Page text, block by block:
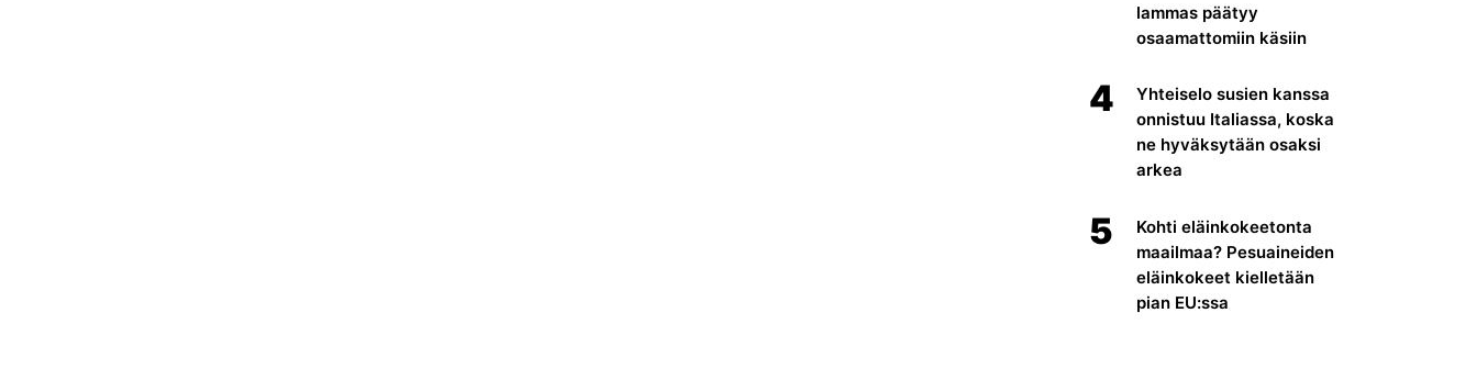
lammas päätyy
osaamattomiin käsiin
4
Yhteiselo susien kanssa
onnistuu Italiassa, koska
ne hyväksytään osaksi
arkea
5
Kohti eläinkokeetonta
maailmaa? Pesuaineiden
eläinkokeet kielletään
pian EU:ssa